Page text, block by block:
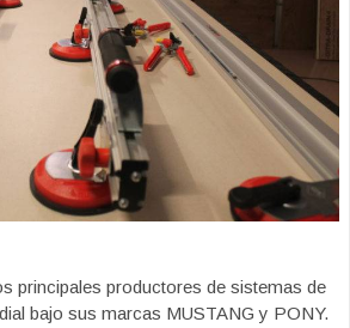
principales productores de sistemas de
bajo sus marcas MUSTANG y PONY.